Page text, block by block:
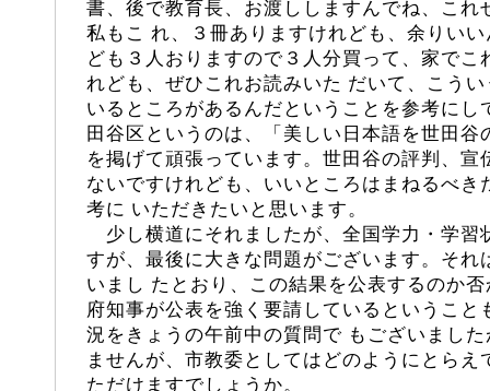
書、後で教育長、お渡ししますんでね、これ
私もこ れ、３冊ありますけれども、余りい
ども３人おりますので３人分買って、家でこ
れども、ぜひこれお読みいた だいて、こう
いるところがあるんだということを参考にし
田谷区というのは、「美しい日本語を世田谷
を掲げて頑張っています。世田谷の評判、宣
ないですけれども、いいところはまねるべき
考に いただきたいと思います。
少し横道にそれましたが、全国学力・学習
すが、最後に大きな問題がございます。それ
いまし たとおり、この結果を公表するのか
府知事が公表を強く要請しているということ
況をきょうの午前中の質問で もございまし
ませんが、市教委としてはどのようにとらえ
ただけますでしょうか。